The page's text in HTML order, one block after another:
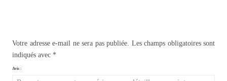
Votre adresse e-mail ne sera pas publiée. Les champs obligatoires sont
indiqués avec *
Avis :